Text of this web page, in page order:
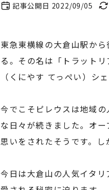
記事公開日 2022/09/05
東急東横線の大倉山駅か
る。その名は「トラット
（くにやす てっぺい）シ
今でこそピレウスは地域
な日々が続きました。オ
思いをされたそうです。し
今日は大倉山の人気イタ